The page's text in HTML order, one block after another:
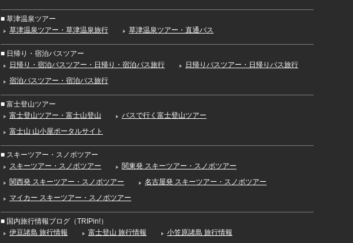
■ 草津温泉ツアー
草津温泉ツアー・草津温泉旅行
草津温泉ツアー・直通バス
■ 日帰り・宿泊バスツアー
日帰り・宿泊バスツアー・日帰り・宿泊バス旅行
日帰りバスツアー・日帰りバス旅行
宿泊バスツアー・宿泊バス旅行
■ 富士登山ツアー
富士登山ツアー・富士山登山
バスで行く富士登山ツアー
富士山 山小屋ポータルサイト
■ スキーツアー・スノボツアー
スキーツアー・スノボツアー
関東発 スキーツアー・スノボツアー
関西発 スキーツアー・スノボツアー
名古屋発 スキーツアー・スノボツアー
マイカー スキーツアー・スノボツアー
■ 国内旅行情報ブログ（TRIPin!）
伊豆諸島 旅行情報
富士登山 旅行情報 小笠原諸島 旅行情報